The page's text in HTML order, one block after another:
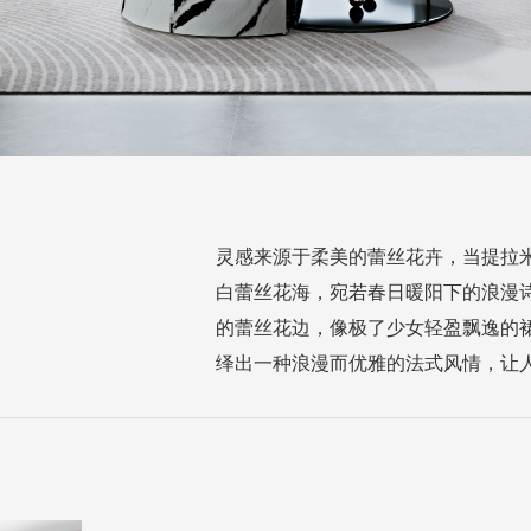
灵感来源于柔美的蕾丝花卉，当提拉
白蕾丝花海，宛若春日暖阳下的浪漫
的蕾丝花边，像极了少女轻盈飘逸的
绎出一种浪漫而优雅的法式风情，让